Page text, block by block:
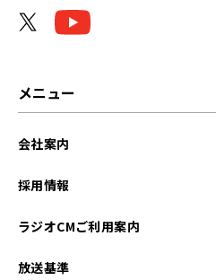
メニュー
会社案内
採用情報
ラジオCMご利用案内
放送基準